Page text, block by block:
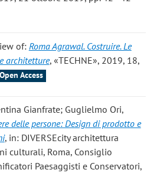
of:Roma Agrawal. Costruire. Le
architetture, «TECHNE», 2019, 18,
Open Access
Gianfrate; Guglielmo Ori,
delle persone: Design di prodotto e
, in: DIVERSEcity architettura
culturali, Roma, Consiglio
Paesaggisti e Conservatori,